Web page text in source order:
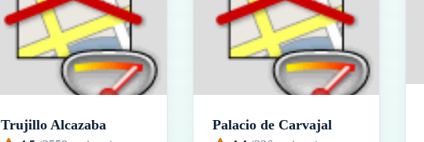
Trujillo Alcazaba Palacio de Carvajal